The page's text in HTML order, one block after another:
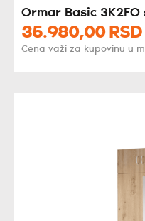
Ormar Basic
35.980,00 RSD
Cena važi za kupovinu u